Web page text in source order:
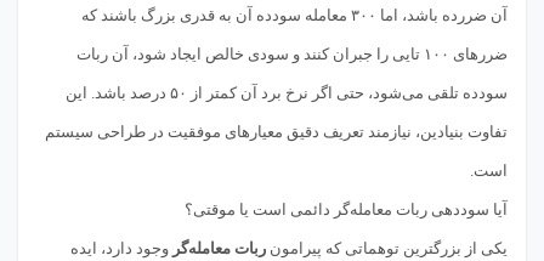
آن ضررده باشد، اما ۳۰۰ معامله سودده آن به قدری بزرگ باشند که
ضررهای ۱۰۰ تایی را جبران کنند و سودی خالص ایجاد شود، آن ربات
سودده تلقی می‌شود، حتی اگر نرخ برد آن کمتر از ۵۰ درصد باشد. این
تفاوت بنیادین، نیازمند تعریف دقیق معیارهای موفقیت در طراحی سیستم
است.
آیا سوددهی ربات معامله‌گر دائمی است یا موقتی؟
یکی از بزرگترین توهماتی که پیرامون ربات معامله‌گر وجود دارد، ایده